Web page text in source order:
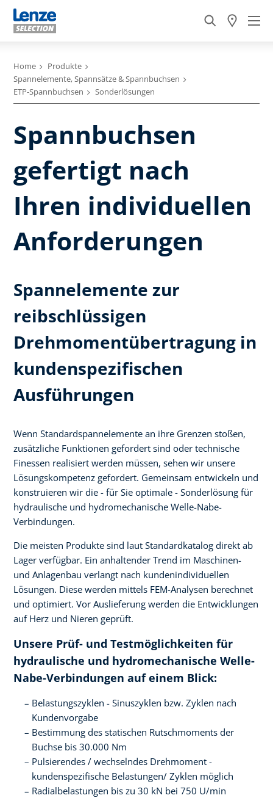
Home
Produkte
Spannelemente, Spannsätze & Spannbuchsen
ETP-Spannbuchsen
Sonderlösungen
Spannbuchsen
gefertigt nach
Ihren individuellen
Anforderungen
Spannelemente zur
reibschlüssigen
Drehmomentübertragung in
kundenspezifischen
Ausführungen
Wenn Standardspannelemente an ihre Grenzen stoßen,
zusätzliche Funktionen gefordert sind oder technische
Finessen realisiert werden müssen, sehen wir unsere
Lösungskompetenz gefordert. Gemeinsam entwickeln und
konstruieren wir die - für Sie optimale - Sonderlösung für
hydraulische und hydromechanische Welle-Nabe-
Verbindungen.
Die meisten Produkte sind laut Standardkatalog direkt ab
Lager verfügbar. Ein anhaltender Trend im Maschinen-
und Anlagenbau verlangt nach kundenindividuellen
Lösungen. Diese werden mittels FEM-Analysen berechnet
und optimiert. Vor Auslieferung werden die Entwicklungen
auf Herz und Nieren geprüft.
Unsere Prüf- und Testmöglichkeiten für
hydraulische und hydromechanische Welle-
Nabe-Verbindungen auf einem Blick:
Belastungszyklen - Sinuszyklen bzw. Zyklen nach
Kundenvorgabe
Bestimmung des statischen Rutschmoments der
Buchse bis 30.000 Nm
Pulsierendes / wechselndes Drehmoment -
kundenspezifische Belastungen/ Zyklen möglich
Radialbelastungen bis zu 30 kN bei 750 U/min